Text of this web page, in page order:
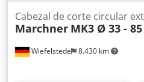
Wiefelstede 8.430 km
Cabezal de corte circular
Marchner MK3 Ø 33 -